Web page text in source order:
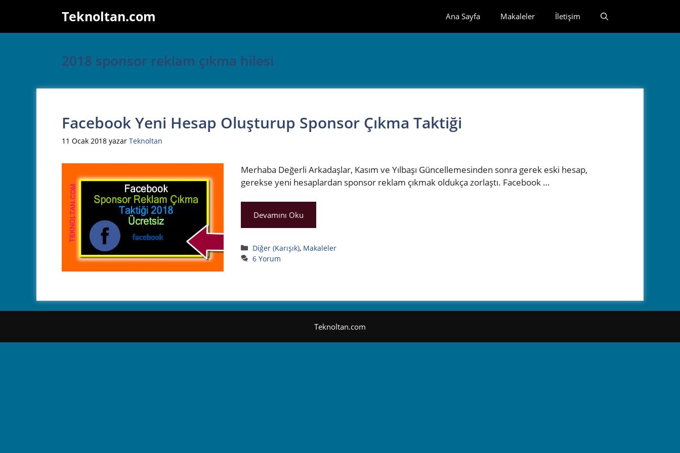
Teknoltan.com Ana Sayfa Makaleler İletişim
2018 sponsor reklam çıkma hilesi
Facebook Yeni Hesap Oluşturup Sponsor Çıkma Taktiği
11 Ocak 2018 yazar Teknoltan
Merhaba Değerli Arkadaşlar, Kasım ve Yılbaşı Güncellemesinden sonra gerek eski hesap,
gerekse yeni hesaplardan sponsor reklam çıkmak oldukça zorlaştı. Facebook …
Devamını Oku
Kategoriler
Diğer (Karışık), Makaleler
6 Yorum
Teknoltan.com